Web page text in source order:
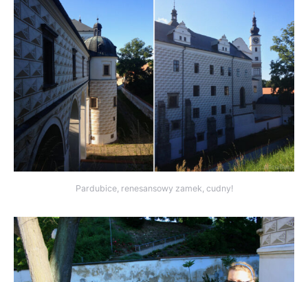
Pardubice, renesansowy zamek, cudny!